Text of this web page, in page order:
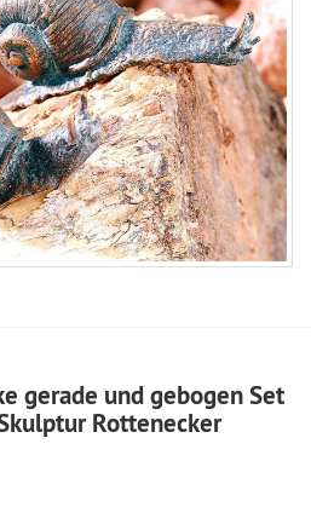
gerade und gebogen Set
Rottenecker